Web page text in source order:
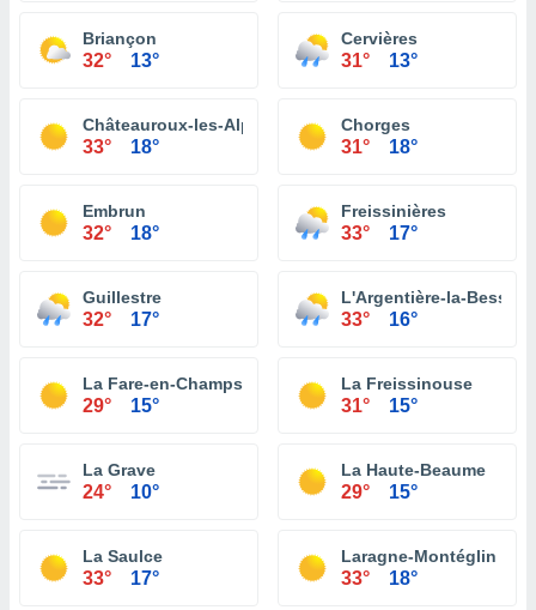
Briançon
32° 13°
Cervières
31° 13°
Châteauroux-les-Alpes
33° 18°
Chorges
31° 18°
Embrun
32° 18°
Freissinières
33° 17°
Guillestre
32° 17°
L'Argentière-la-Bessée
33° 16°
La Fare-en-Champsaur
29° 15°
La Freissinouse
31° 15°
La Grave
24° 10°
La Haute-Beaume
29° 15°
La Saulce
33° 17°
Laragne-Montéglin
33° 18°